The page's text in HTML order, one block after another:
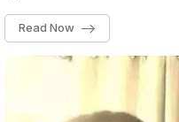
Read Now